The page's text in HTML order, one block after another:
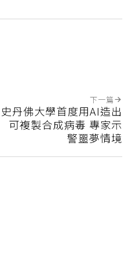
下一篇
史丹佛大學首度用AI造出
可複製合成病毒 專家示
警噩夢情境